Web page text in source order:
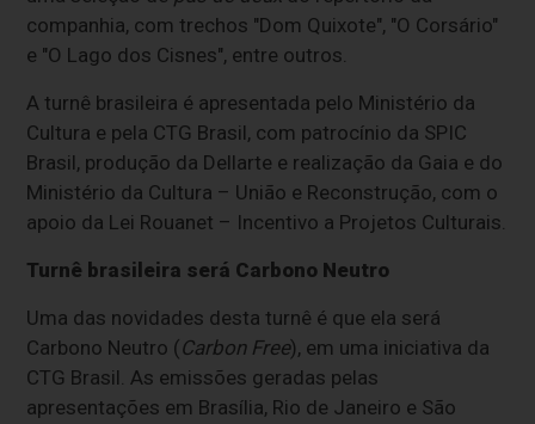
companhia, com trechos "Dom Quixote", "O Corsário"
e "O Lago dos Cisnes", entre outros.
A turnê brasileira é apresentada pelo Ministério da
Cultura e pela CTG Brasil, com patrocínio da SPIC
Brasil, produção da Dellarte e realização da Gaia e do
Ministério da Cultura – União e Reconstrução, com o
apoio da Lei Rouanet – Incentivo a Projetos Culturais.
Turnê brasileira será Carbono Neutro
Uma das novidades desta turnê é que ela será
Carbono Neutro (Carbon Free), em uma iniciativa da
CTG Brasil. As emissões geradas pelas
apresentações em Brasília, Rio de Janeiro e São